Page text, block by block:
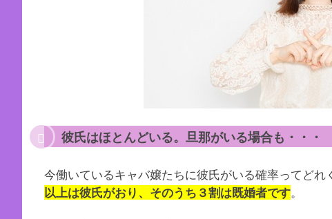
彼氏はほとんどいる。旦那がいる場合も・・・
今働いているキャバ嬢たちに彼氏がいる確率ってど
以上は彼氏がおり、そのうち３割は既婚者です